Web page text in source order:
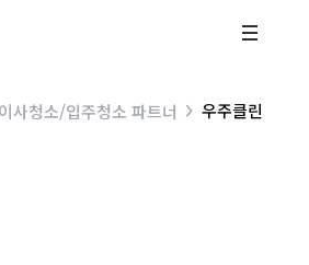
이사청소/입주청소 파트너 우주클린